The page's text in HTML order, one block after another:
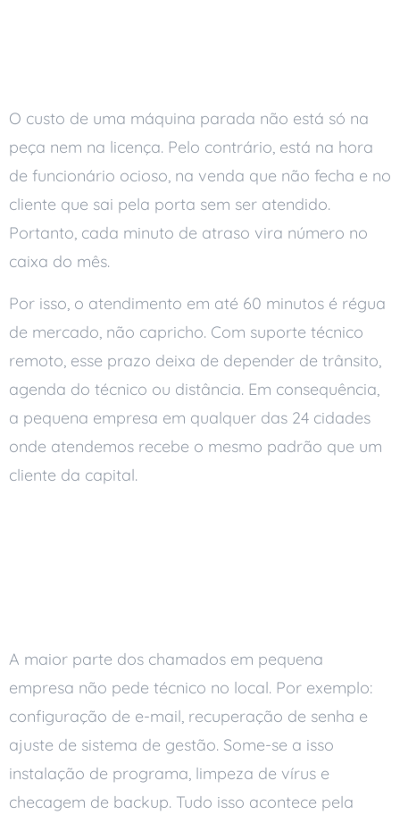
O custo de uma máquina parada não está só na
peça nem na licença. Pelo contrário, está na hora
de funcionário ocioso, na venda que não fecha e no
cliente que sai pela porta sem ser atendido.
Portanto, cada minuto de atraso vira número no
caixa do mês.
Por isso, o atendimento em até 60 minutos é régua
de mercado, não capricho. Com suporte técnico
remoto, esse prazo deixa de depender de trânsito,
agenda do técnico ou distância. Em consequência,
a pequena empresa em qualquer das 24 cidades
onde atendemos recebe o mesmo padrão que um
cliente da capital.
A maior parte dos chamados em pequena
empresa não pede técnico no local. Por exemplo:
configuração de e-mail, recuperação de senha e
ajuste de sistema de gestão. Some-se a isso
instalação de programa, limpeza de vírus e
checagem de backup. Tudo isso acontece pela